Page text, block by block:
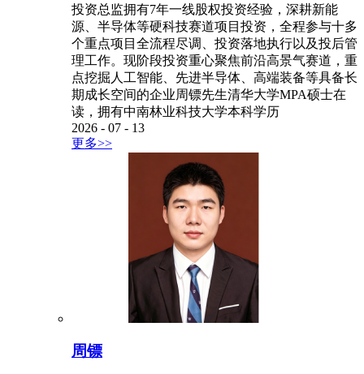
投资总监拥有7年一线股权投资经验，深耕新能
源、半导体等硬科技赛道项目投资，全程参与十多
个重点项目全流程尽调、投资落地执行以及投后管
理工作。现阶段投资重心聚焦前沿高景气赛道，重
点挖掘人工智能、先进半导体、高端装备等具备长
期成长空间的企业周镖先生清华大学MPA硕士在
读，拥有中南林业科技大学本科学历
2026 - 07 - 13
更多>>
周镖